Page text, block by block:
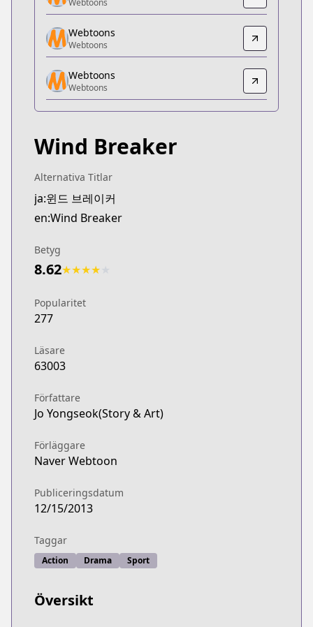
Webtoons
https://www.webtoons.com/zh-hant/shonen/
Webtoons
Webtoons
https://www.webtoons.com/fr/sports/wind-
Webtoons
Webtoons
Naver Series
https://series.naver.com/comic/
Webtoons
Webtoons
Naver Webtoon
Naver Webtoon
http://comic.naver.com/webtoon/
Webtoons
Webtoons
Webtoons
Webtoons
Webtoons
Wind Breaker
Alternativa Titlar
ja:윈드 브레이커
en:Wind Breaker
Betyg
8.62★★★★
Popularitet
277
Läsare
63003
Författare
Jo Yongseok(Story & Art)
Förläggare
Naver Webtoon
Publiceringsdatum
12/15/2013
Taggar
Action Drama Sport
Översikt